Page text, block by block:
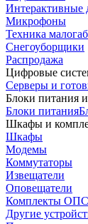
Интерактивные
Микрофоны
Техника
Снегоуборщики
Распродажа
Цифровые
Серверы и
Блоки питания
Блоки питания
Шкафы и
Шкафы
Модемы
Коммутаторы
Извещатели
Оповещатели
Комплекты
Другие